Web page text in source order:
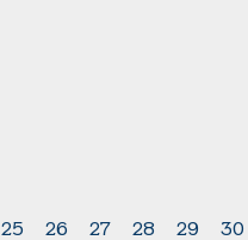
25 26 27 28 29 30